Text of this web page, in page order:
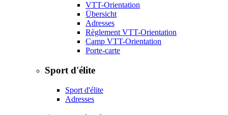
VTT-Orientation
Übersicht
Adresses
Règlement VTT-Orientation
Camp VTT-Orientation
Porte-carte
Sport d'élite
Sport d'élite
Adresses